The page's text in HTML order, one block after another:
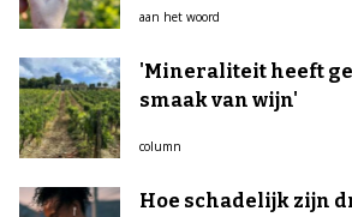
aan het woord
'Mineraliteit heeft
smaak van wijn'
column
Hoe schadelijk zijn